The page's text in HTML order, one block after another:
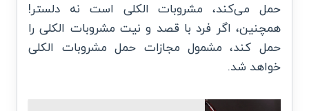
حمل می‌کند، مشروبات الکلی است نه دلستر!
همچنین، اگر فرد با قصد و نیت مشروبات الکلی را
حمل کند، مشمول مجازات حمل مشروبات الکلی
خواهد شد.